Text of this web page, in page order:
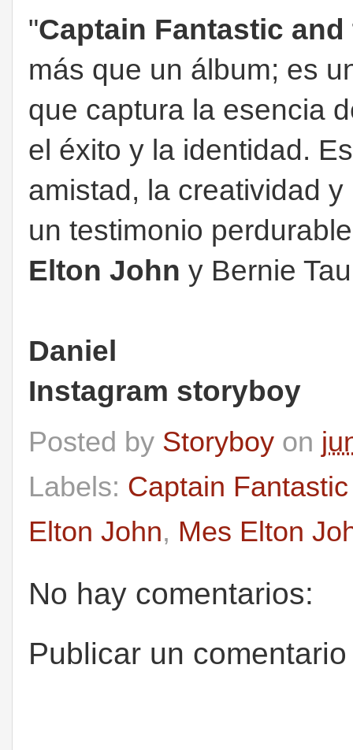
"Captain Fantastic
más que un álbum; es
que captura la esencia
el éxito y la identidad.
amistad, la creatividad
un testimonio
Elton John y Bernie
Daniel
Instagram storyboy
Posted by Storyboy on
Labels: Captain
Elton John, Mes Elton
No hay comentarios:
Publicar un comentario